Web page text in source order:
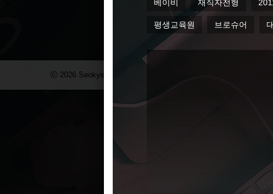
ⓒ 2026 Seokyeong Institute & Company. All Right Reserved.